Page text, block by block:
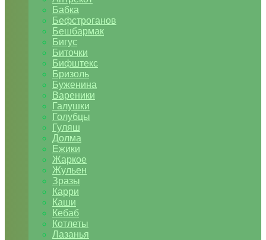
Бабка
Бефстроганов
Бешбармак
Бигус
Биточки
Бифштекс
Бризоль
Буженина
Вареники
Галушки
Голубцы
Гуляш
Долма
Ежики
Жаркое
Жульен
Зразы
Карри
Каши
Кебаб
Котлеты
Лазанья